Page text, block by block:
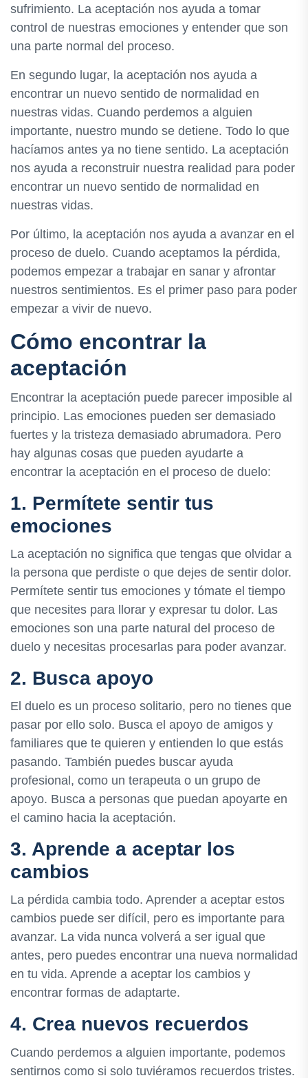
sufrimiento. La aceptación nos ayuda a tomar
control de nuestras emociones y entender que son
una parte normal del proceso.
En segundo lugar, la aceptación nos ayuda a
encontrar un nuevo sentido de normalidad en
nuestras vidas. Cuando perdemos a alguien
importante, nuestro mundo se detiene. Todo lo que
hacíamos antes ya no tiene sentido. La aceptación
nos ayuda a reconstruir nuestra realidad para poder
encontrar un nuevo sentido de normalidad en
nuestras vidas.
Por último, la aceptación nos ayuda a avanzar en el
proceso de duelo. Cuando aceptamos la pérdida,
podemos empezar a trabajar en sanar y afrontar
nuestros sentimientos. Es el primer paso para poder
empezar a vivir de nuevo.
Cómo encontrar la
aceptación
Encontrar la aceptación puede parecer imposible al
principio. Las emociones pueden ser demasiado
fuertes y la tristeza demasiado abrumadora. Pero
hay algunas cosas que pueden ayudarte a
encontrar la aceptación en el proceso de duelo:
1. Permítete sentir tus
emociones
La aceptación no significa que tengas que olvidar a
la persona que perdiste o que dejes de sentir dolor.
Permítete sentir tus emociones y tómate el tiempo
que necesites para llorar y expresar tu dolor. Las
emociones son una parte natural del proceso de
duelo y necesitas procesarlas para poder avanzar.
2. Busca apoyo
El duelo es un proceso solitario, pero no tienes que
pasar por ello solo. Busca el apoyo de amigos y
familiares que te quieren y entienden lo que estás
pasando. También puedes buscar ayuda
profesional, como un terapeuta o un grupo de
apoyo. Busca a personas que puedan apoyarte en
el camino hacia la aceptación.
3. Aprende a aceptar los
cambios
La pérdida cambia todo. Aprender a aceptar estos
cambios puede ser difícil, pero es importante para
avanzar. La vida nunca volverá a ser igual que
antes, pero puedes encontrar una nueva normalidad
en tu vida. Aprende a aceptar los cambios y
encontrar formas de adaptarte.
4. Crea nuevos recuerdos
Cuando perdemos a alguien importante, podemos
sentirnos como si solo tuviéramos recuerdos tristes.